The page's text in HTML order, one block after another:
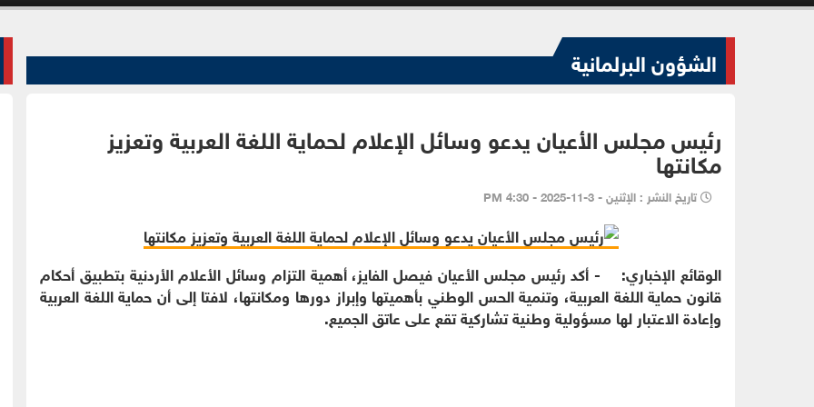
الشؤون البرلمانية
رئيس مجلس الأعيان يدعو وسائل الإعلام لحماية اللغة العربية وتعزيز
مكانتها
تاريخ النشر : الإثنين - 3-11-2025 - 4:30 PM
الوقائع الإخباري: - أكد رئيس مجلس الأعيان فيصل الفايز، أهمية التزام وسائل الأعلام الأردنية بتطبيق أحكام
قانون حماية اللغة العربية، وتنمية الحس الوطني بأهميتها وإبراز دورها ومكانتها، لافتا إلى أن حماية اللغة العربية
وإعادة الاعتبار لها مسؤولية وطنية تشاركية تقع على عاتق الجميع.